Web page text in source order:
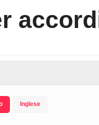
Inglese